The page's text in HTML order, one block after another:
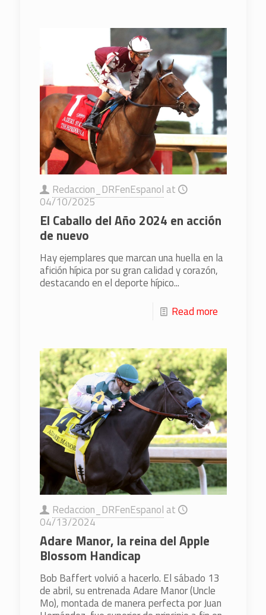
Redaccion_DRFenEspanol at
04/10/2025
El Caballo del Año 2024 en acción
de nuevo
Hay ejemplares que marcan una huella en la
afición hípica por su gran calidad y corazón,
destacando en el deporte hípico...
Read more
Redaccion_DRFenEspanol at
04/13/2024
Adare Manor, la reina del Apple
Blossom Handicap
Bob Baffert volvió a hacerlo. El sábado 13
de abril, su entrenada Adare Manor (Uncle
Mo), montada de manera perfecta por Juan